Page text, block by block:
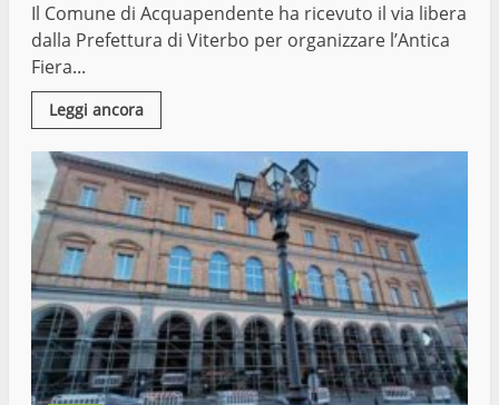
Il Comune di Acquapendente ha ricevuto il via libera
dalla Prefettura di Viterbo per organizzare l’Antica
Fiera...
Leggi ancora